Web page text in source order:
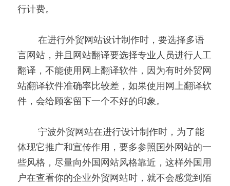
行计费。
言网站，并且网站翻译要选择专业人员进行人工
翻译，不能使用网上翻译软件，因为有时外贸网
站翻译软件准确率比较差，如果使用网上翻译软
件，会给顾客留下一个不好的印象。
体现它推广和宣传作用，要多参照国外网站的一
些风格，尽量向外国网站风格靠近，这样外国用
户在查看你的企业外贸网站时，就不会感觉到陌